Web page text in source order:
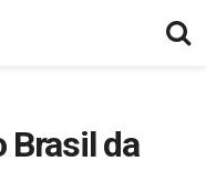
Brasil da